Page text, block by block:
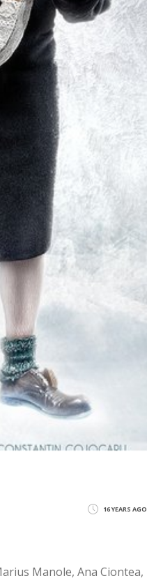
16 YEARS AGO
Manole, Ana Ciontea,